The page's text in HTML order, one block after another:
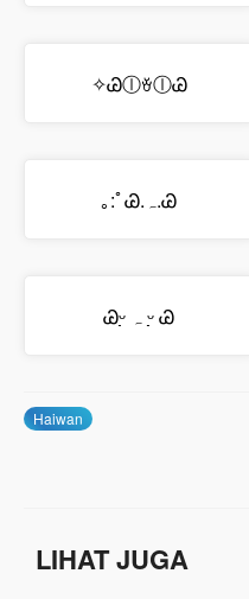
✧ᏊⓛꈊⓛᏊ
｡:ﾟᏊ.ﮧ.Ꮚ
Ꮚᵕ̣̣̣̣̣ ہ ᵕ̣̣̣̣̣̣ Ꮚ
Haiwan
LIHAT JUGA